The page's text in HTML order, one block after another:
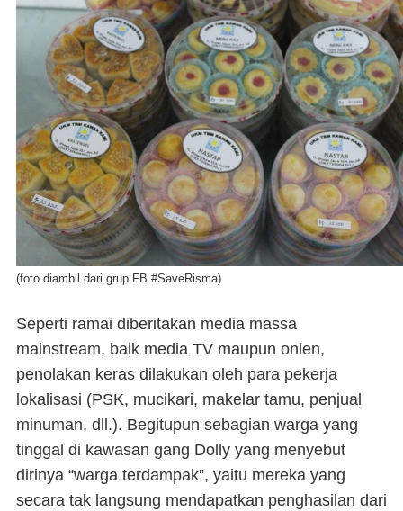
(foto diambil dari grup FB #SaveRisma)
Seperti ramai diberitakan media massa
mainstream, baik media TV maupun onlen,
penolakan keras dilakukan oleh para pekerja
lokalisasi (PSK, mucikari, makelar tamu, penjual
minuman, dll.). Begitupun sebagian warga yang
tinggal di kawasan gang Dolly yang menyebut
dirinya “warga terdampak”, yaitu mereka yang
secara tak langsung mendapatkan penghasilan dari